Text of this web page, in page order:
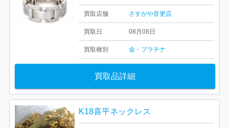
買取店舗 さすがや音更店
買取日 08月08日
買取種別 金・プラチナ
買取品詳細
K18喜平ネックレス